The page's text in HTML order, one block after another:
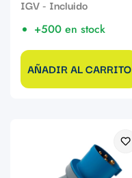
+500 en stock
AÑADIR AL CARRITO